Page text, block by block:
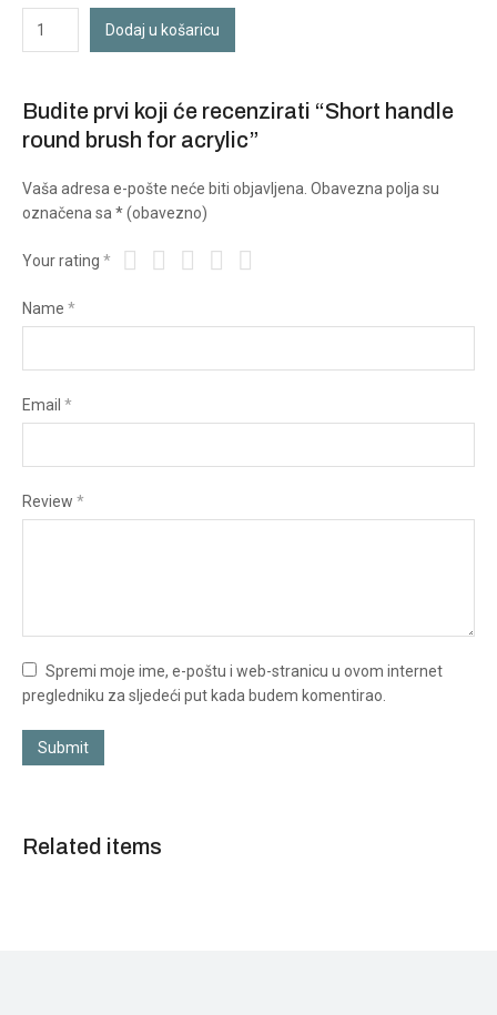
Dodaj u košaricu
Budite prvi koji će recenzirati “Short handle
round brush for acrylic”
Vaša adresa e-pošte neće biti objavljena. Obavezna polja su
označena sa * (obavezno)
Your rating *
Name *
Email *
Review *
Spremi moje ime, e-poštu i web-stranicu u ovom internet
pregledniku za sljedeći put kada budem komentirao.
Submit
Related items